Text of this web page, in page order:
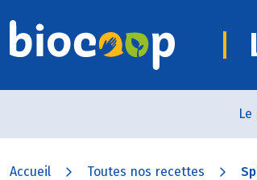
Le
Accueil Toutes nos recettes